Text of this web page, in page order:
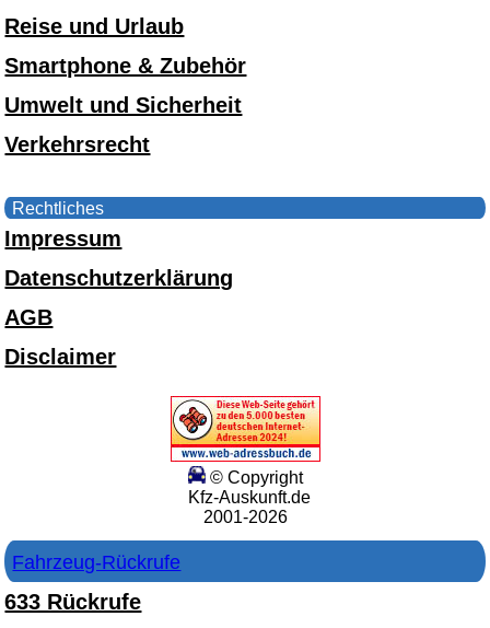
Reise und Urlaub
Smartphone & Zubehör
Umwelt und Sicherheit
Verkehrsrecht
Rechtliches
Impressum
Datenschutzerklärung
AGB
Disclaimer
© Copyright
Kfz-Auskunft.de
2001-2026
Fahrzeug-Rückrufe
633 Rückrufe